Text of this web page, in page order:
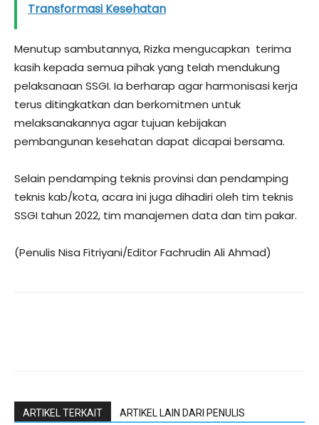
Transformasi Kesehatan
Menutup sambutannya, Rizka mengucapkan terima
kasih kepada semua pihak yang telah mendukung
pelaksanaan SSGI. Ia berharap agar harmonisasi kerja
terus ditingkatkan dan berkomitmen untuk
melaksanakannya agar tujuan kebijakan
pembangunan kesehatan dapat dicapai bersama.
Selain pendamping teknis provinsi dan pendamping
teknis kab/kota, acara ini juga dihadiri oleh tim teknis
SSGI tahun 2022, tim manajemen data dan tim pakar.
(Penulis Nisa Fitriyani/Editor Fachrudin Ali Ahmad)
ARTIKEL TERKAIT ARTIKEL LAIN DARI PENULIS